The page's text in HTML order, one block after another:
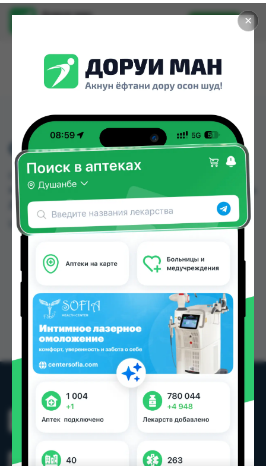
✕
Доруи ман
Установить
CIF KREM
CIF KREM можно купить или заказать в аптеках,
Ибн Хайян (Масрур-фарм) по цене от 22.00 TJS в
Душанбе и других городах Таджикистана
Цена: от
22.00 TJS